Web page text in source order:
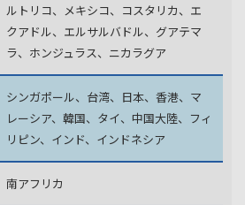
ルトリコ、メキシコ、 コスタリカ、エ
クアドル、エルサルバドル、グアテマ
ラ、 ホンジュラス、ニカラグア
シンガポール、台湾、日本、香港、マ
レーシア、韓国、 タイ、中国大陸、フィ
リピン、インド、インドネシア
南アフリカ